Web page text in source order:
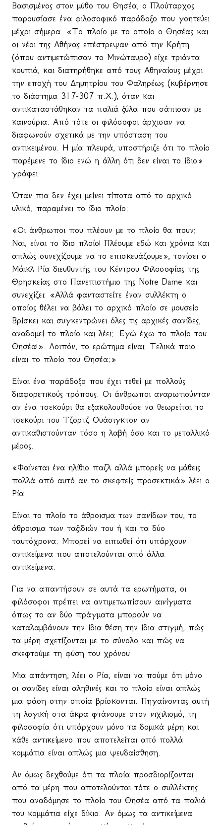
Βασισμένος στον μύθο του Θησέα, ο Πλούταρχος
παρουσίασε ένα φιλοσοφικό παράδοξο που γοητεύει
μέχρι σήμερα. «Το πλοίο με το οποίο ο Θησέας και
οι νέοι της Αθήνας επέστρεψαν από την Κρήτη
(όπου αντιμετώπισαν το Μινώταυρο) είχε τριάντα
κουπιά, και διατηρήθηκε από τους Αθηναίους μέχρι
την εποχή του Δημητρίου του Φαληρέως (κυβέρνησε
το διάστημα 317-307 π.Χ.), όταν και
αντικαταστάθηκαν τα παλιά ξύλα που σάπισαν με
καινούρια. Από τότε οι φιλόσοφοι άρχισαν να
διαφωνούν σχετικά με την υπόσταση του
αντικειμένου. Η μία πλευρά, υποστήριζε ότι το πλοίο
παρέμενε το ίδιο ενώ η άλλη ότι δεν είναι το ίδιο»
γράφει.
Όταν πια δεν έχει μείνει τίποτα από το αρχικό
υλικό, παραμένει το ίδιο πλοίο;
«Οι άνθρωποι που πλέουν με το πλοίο θα πουν:
Ναι, είναι το ίδιο πλοίο! Πλέουμε εδώ και χρόνια και
απλώς συνεχίζουμε να το επισκευάζουμε», τονίσει ο
Μάικλ Ρία διευθυντής του Κέντρου Φιλοσοφίας της
Θρησκείας στο Πανεπιστήμιο της Notre Dame και
συνεχίζει: «Αλλά φανταστείτε έναν συλλέκτη ο
οποίος θέλει να βάλει το αρχικό πλοίο σε μουσείο.
Βρίσκει και συγκεντρώνει όλες τις αρχικές σανίδες,
αναδομεί το πλοίο και λέει:
Εγώ έχω το πλοίο του
Θησέα!». Λοιπόν, το ερώτημα είναι: Τελικά ποιο
είναι το πλοίο του Θησέα;»
Είναι ένα παράδοξο που έχει τεθεί με πολλούς
διαφορετικούς τρόπους. Οι άνθρωποι αναρωτιούνταν
αν ένα τσεκούρι θα εξακολουθούσε να θεωρείται το
τσεκούρι του Τζορτζ Ουάσιγκτον αν
αντικαθιστούνταν τόσο η λαβή όσο και το μεταλλικό
μέρος.
«Φαίνεται ένα ηλίθιο παζλ αλλά μπορείς να μάθεις
πολλά από αυτό αν το σκεφτείς προσεκτικά» λέει ο
Ρία.
Είναι το πλοίο το άθροισμα των σανίδων του, το
άθροισμα των ταξιδιών του ή και τα δύο
ταυτόχρονα; Μπορεί να ειπωθεί ότι υπάρχουν
αντικείμενα που αποτελούνται από άλλα
αντικείμενα;
Για να απαντήσουν σε αυτά τα ερωτήματα, οι
φιλόσοφοι πρέπει να αντιμετωπίσουν αινίγματα
όπως το αν δύο πράγματα μπορούν να
καταλαμβάνουν την ίδια θέση την ίδια στιγμή, πώς
τα μέρη σχετίζονται με το σύνολο και πώς να
σκεφτούμε τη φύση του χρόνου.
Μια απάντηση, λέει ο Ρία, είναι να πούμε ότι μόνο
οι σανίδες είναι αληθινές και το πλοίο είναι απλώς
μια φάση στην οποία βρίσκονται. Πηγαίνοντας αυτή
τη λογική στα άκρα φτάνουμε στον νιχιλισμό, τη
φιλοσοφία ότι υπάρχουν μόνο τα δομικά μέρη και
κάθε αντικείμενο που αποτελείται από πολλά
κομμάτια είναι απλώς μια ψευδαίσθηση.
Αν όμως δεχθούμε ότι τα πλοία προσδιορίζονται
από τα μέρη που αποτελούνται τότε ο συλλέκτης
που αναδόμησε το πλοίο του Θησέα από τα παλιά
του κομμάτια είχε δίκιο. Αν όμως τα αντικείμενα